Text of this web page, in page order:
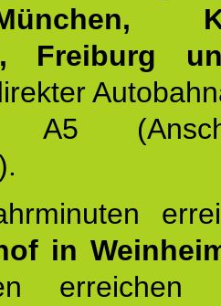
Freiburg
in